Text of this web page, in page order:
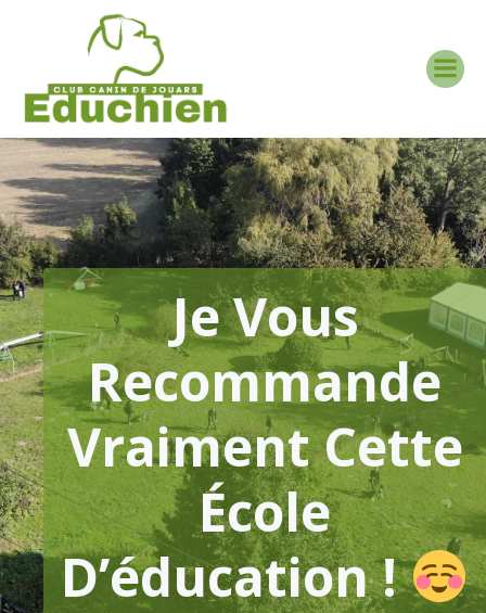
Je Vous
Recommande
Vraiment Cette
École
D’éducation !